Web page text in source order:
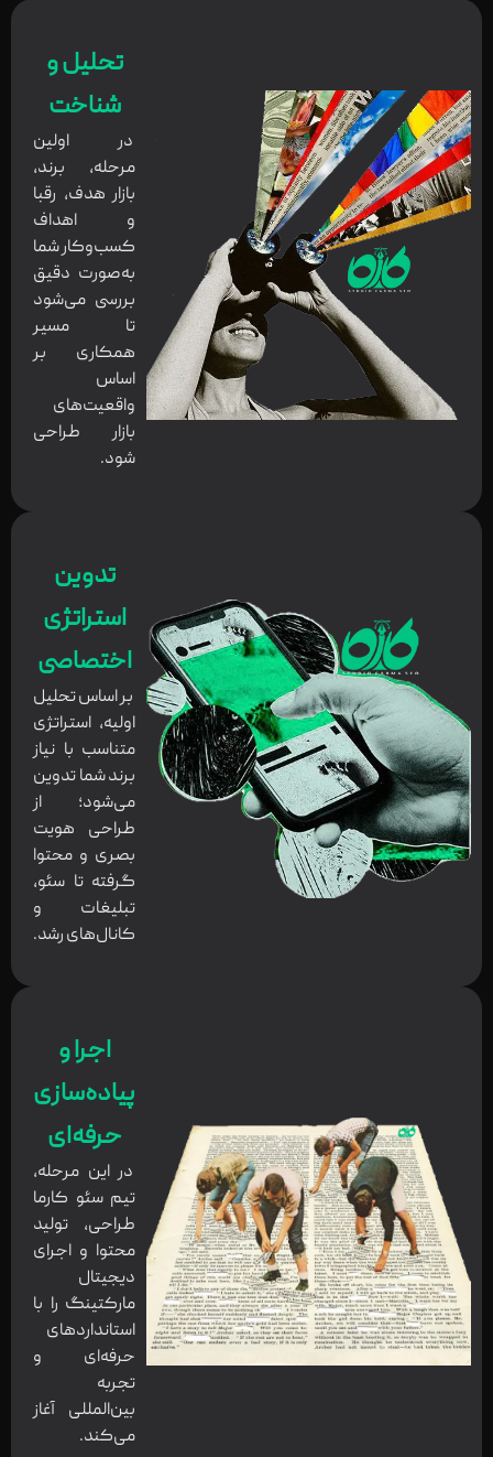
تحلیل و
شناخت
در اولین
مرحله، برند،
بازار هدف، رقبا
و اهداف
کسب‌وکار شما
به‌صورت دقیق
بررسی می‌شود
تا مسیر
همکاری بر
اساس
واقعیت‌های
بازار طراحی
شود.
تدوین
استراتژی
اختصاصی
بر اساس تحلیل
اولیه، استراتژی
متناسب با نیاز
برند شما تدوین
می‌شود؛ از
طراحی هویت
بصری و محتوا
گرفته تا سئو،
تبلیغات و
کانال‌های رشد.
اجرا و
پیاده‌سازی
حرفه‌ای
در این مرحله،
تیم سئو کارما
طراحی، تولید
محتوا و اجرای
دیجیتال
مارکتینگ را با
استانداردهای
حرفه‌ای و
تجربه
بین‌المللی آغاز
می‌کند.